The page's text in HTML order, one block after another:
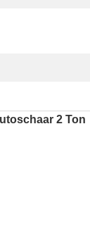
2 Ton